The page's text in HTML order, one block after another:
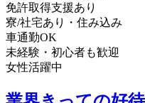
免許取得支援あり
寮/社宅あり・住み込み
車通勤OK
未経験・初心者も歓迎
女性活躍中